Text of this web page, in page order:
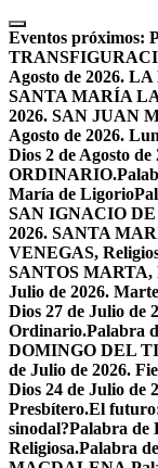
Skip
to
content
Eventos próximos:
Agosto de 2026.
SANTA MARÍA
2026. SAN JUAN
Agosto de 2026.
Dios 2 de Agosto
ORDINARIO.
María de Ligorio
SAN IGNACIO
2026. SANTA
VENEGAS,
SANTOS
Julio de 2026.
Dios 27 de Julio de
Ordinario.Palabra
DOMINGO DEL
de Julio de 2026.
Dios 24 de Julio
Presbítero.El
sinodal?Palabra de
Religiosa.Palabra